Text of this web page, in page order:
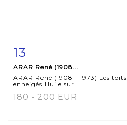
détaillée
13
ARAR René (1908...
ARAR René (1908 - 1973) Les toits
enneigés Huile sur...
180 - 200 EUR